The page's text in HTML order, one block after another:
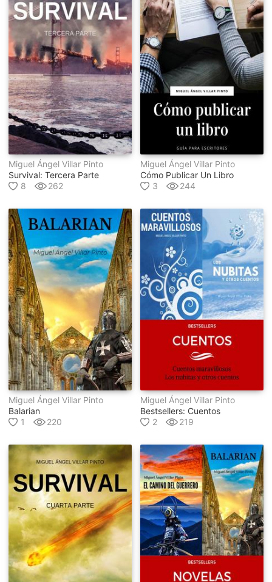
Miguel Ángel Villar Pinto
Survival: Tercera Parte
8
262
Miguel Ángel Villar Pinto
Cómo Publicar Un Libro
3
244
Miguel Ángel Villar Pinto
Balarian
1
220
Miguel Ángel Villar Pinto
Bestsellers: Cuentos
2
219